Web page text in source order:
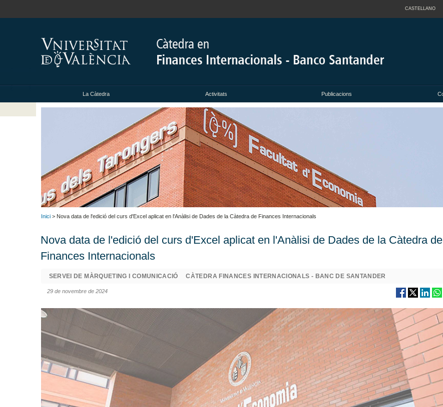
CASTELLANO
La Càtedra Activitats Publicacions
Inici > Nova data de l'edició del curs d'Excel aplicat en l'Anàlisi de Dades de la Càtedra de Finances Internacionals
Nova data de l'edició del curs d'Excel aplicat en l'Anàlisi de Dades de la Càtedra de
Finances Internacionals
SERVEI DE MÀRQUETING I COMUNICACIÓ CÀTEDRA FINANCES INTERNACIONALS - BANC DE SANTANDER
29 de novembre de 2024